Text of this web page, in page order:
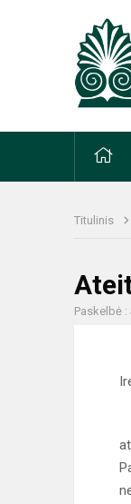
Titulinis
Paskelbė